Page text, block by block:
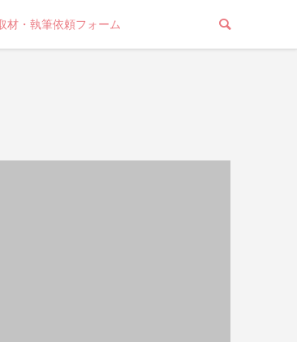
材・執筆依頼フォーム